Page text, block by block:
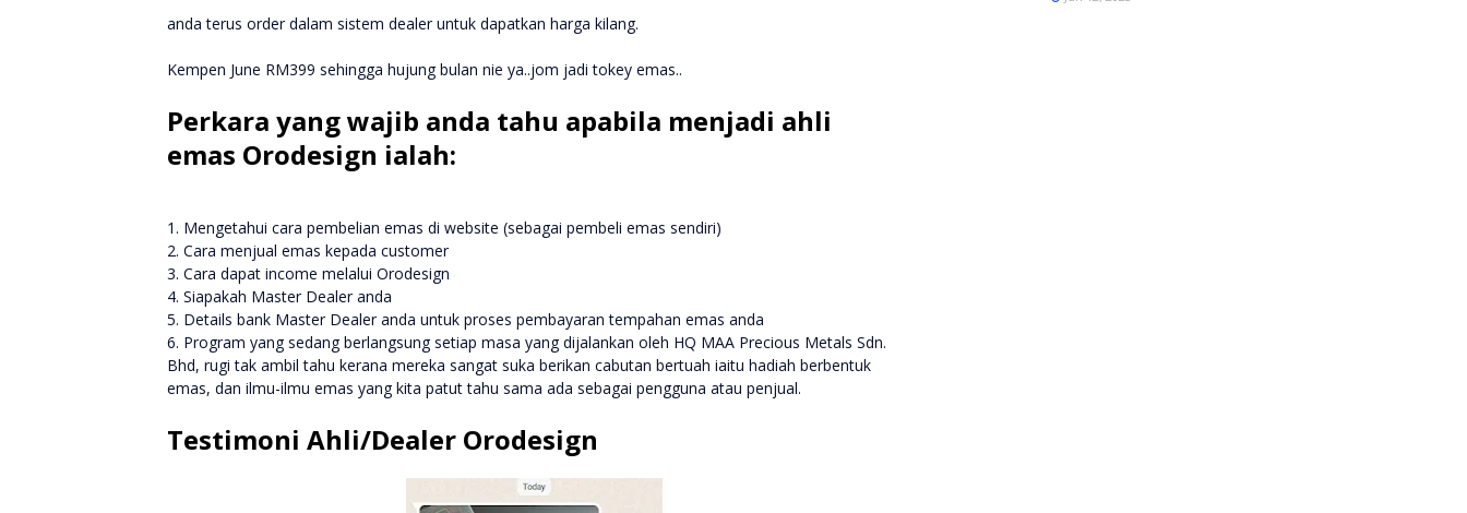
anda terus order dalam sistem dealer untuk dapatkan harga kilang.
Kempen June RM399 sehingga hujung bulan nie ya..jom jadi tokey emas..
Perkara yang wajib anda tahu apabila menjadi ahli
emas Orodesign ialah:
1. Mengetahui cara pembelian emas di website (sebagai pembeli emas sendiri)
2. Cara menjual emas kepada customer
3. Cara dapat income melalui Orodesign
4. Siapakah Master Dealer anda
5. Details bank Master Dealer anda untuk proses pembayaran tempahan emas anda
6. Program yang sedang berlangsung setiap masa yang dijalankan oleh HQ MAA Precious Metals Sdn.
Bhd, rugi tak ambil tahu kerana mereka sangat suka berikan cabutan bertuah iaitu hadiah berbentuk
emas, dan ilmu-ilmu emas yang kita patut tahu sama ada sebagai pengguna atau penjual.
Testimoni Ahli/Dealer Orodesign